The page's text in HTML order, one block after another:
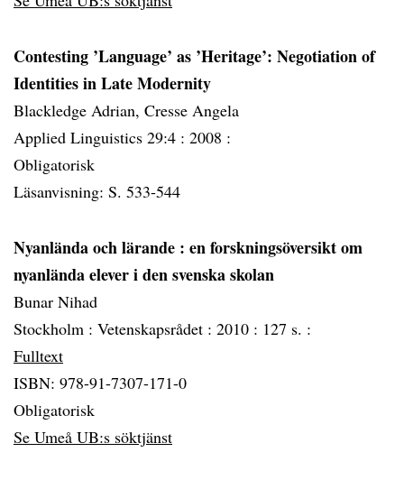
Contesting ’Language’ as ’Heritage’: Negotiation of
Identities in Late Modernity
Blackledge Adrian, Cresse Angela
Applied Linguistics 29:4 : 2008 :
Obligatorisk
Läsanvisning: S. 533-544
Nyanlända och lärande : en forskningsöversikt om
nyanlända elever i den svenska skolan
Bunar Nihad
Stockholm : Vetenskapsrådet : 2010 : 127 s. :
Fulltext
ISBN: 978-91-7307-171-0
Obligatorisk
Se Umeå UB:s söktjänst